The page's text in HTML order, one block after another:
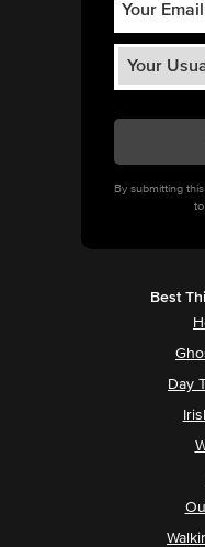
By submitting
Best
Day